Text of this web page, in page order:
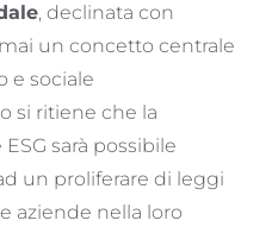
, declinata con
un concetto centrale
e sociale
si ritiene che la
sarà possibile
un proliferare di leggi
aziende nella loro